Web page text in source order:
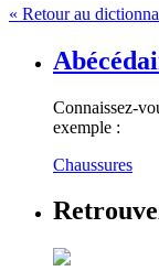
« Retour au
Connaissez-
exemple :
Chaussures